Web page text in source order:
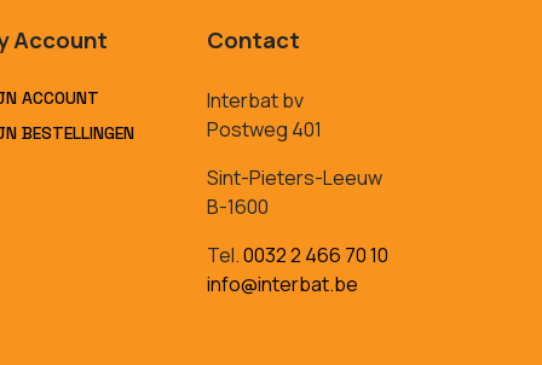
Account
ACCOUNT
BESTELLINGEN
Contact
Interbat bv
Postweg 401
Sint-Pieters-Leeuw
B-1600
Tel.0032 2 466 70 10
info@interbat.be